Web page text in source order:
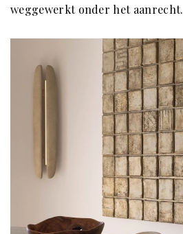
weggewerkt onder het aanrecht.